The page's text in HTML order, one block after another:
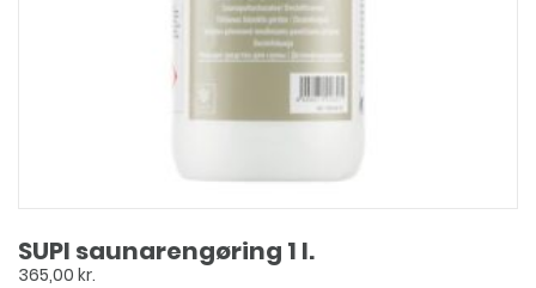
SUPI saunarengøring 1 l.
365,00 kr.